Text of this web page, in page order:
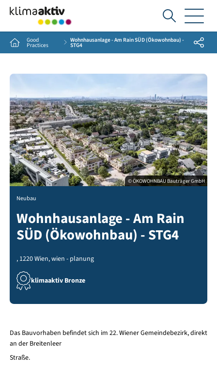
Ich
suche...
Home Good
Practices
Wohnhausanlage - Am Rain SÜD (Ökowohnbau) -
STG4 Share
© ÖKOWOHNBAU Bauträger GmbH
Neubau
Wohnhausanlage - Am Rain
SÜD (Ökowohnbau) - STG4
, 1220 Wien, wien - planung
klimaaktiv Bronze
Das Bauvorhaben befindet sich im 22. Wiener Gemeindebezirk, direkt
an der Breitenleer
Straße.